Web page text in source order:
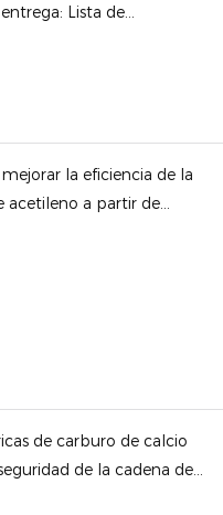
Lista de
la eficiencia de la
acetileno a partir de
de carburo de calcio
de la cadena de